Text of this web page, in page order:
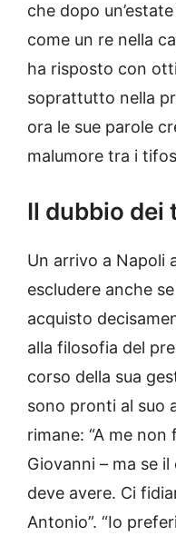
che dopo
come un re nella
ha risposto con
soprattutto nella
ora le sue parole
malumore tra i
Il dubbio dei
Un arrivo a Napoli
escludere anche
acquisto
alla filosofia del
corso della sua
sono pronti al suo
rimane: “A me
Giovanni – ma se
deve avere. Ci
Antonio”. “Io